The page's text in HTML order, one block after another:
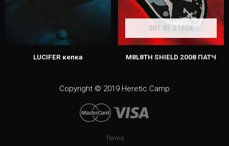
LUCIFER кепка
OUT OF STOCK
M8L8TH SHIELD 2008 ПАТЧ
Copyright © 2019 Heretic Camp
Terms